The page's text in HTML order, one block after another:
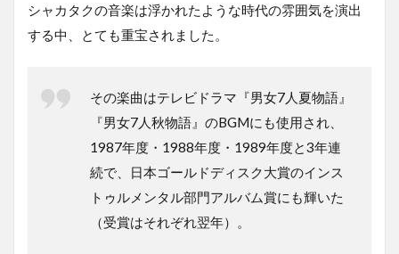
シャカタクの音楽は浮かれたような時代の雰囲気を演出
する中、とても重宝されました。
その楽曲はテレビドラマ『男女7人夏物語』
『男女7人秋物語』のBGMにも使用され、
1987年度・1988年度・1989年度と3年連
続で、日本ゴールドディスク大賞のインス
トゥルメンタル部門アルバム賞にも輝いた
（受賞はそれぞれ翌年）。